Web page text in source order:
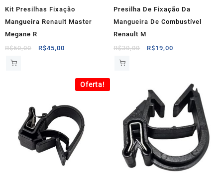
Kit Presilhas Fixação
Mangueira Renault Master
Megane R
R$50,00
O
R$45,00
R$45,00.
Presilha De Fixação Da
Mangueira De Combustível
Renault M
R$30,00
O
R$30,00.
R$19,00
R$19,00.
Oferta!